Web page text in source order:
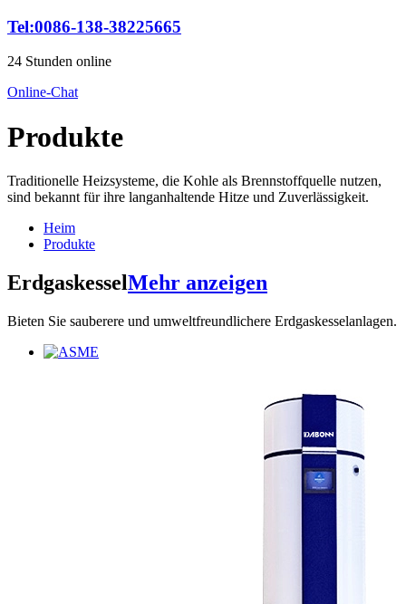
Tel:0086-138-38225665
24 Stunden online
Online-Chat
Produkte
Traditionelle Heizsysteme, die Kohle als Brennstoffquelle nutzen,
sind bekannt für ihre langanhaltende Hitze und Zuverlässigkeit.
Heim
Produkte
ErdgaskesselMehr anzeigen
Bieten Sie sauberere und umweltfreundlichere Erdgaskesselanlagen.